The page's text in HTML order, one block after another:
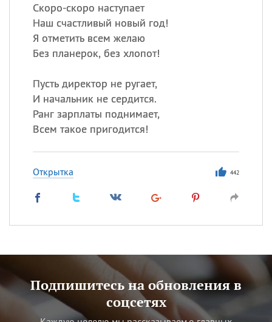
Скоро-скоро наступает
Наш счастливый новый год!
Я отметить всем желаю
Без планерок, без хлопот!
Пусть директор не ругает,
И начальник не сердится.
Ранг зарплаты поднимает,
Всем такое пригодится!
Открытка 442
Подпишитесь на обновления в
соцсетях